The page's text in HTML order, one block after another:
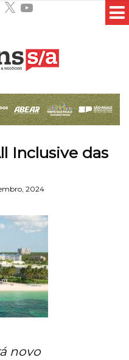
X YouTube
Inclusive das
2024
novo